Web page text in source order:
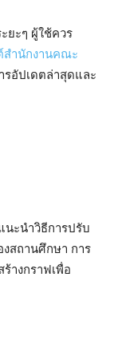
ยะๆ ผู้ใช้ควร
สำนักงานคณะ
รอัปเดตล่าสุดและ
นะนำวิธีการปรับ
งสถานศึกษา การ
างกราฟเพื่อ